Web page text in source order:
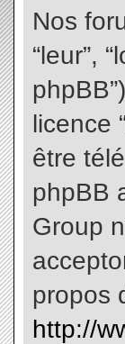
Nos
“leur”,
licence
être
phpBB
Group
propos
http://